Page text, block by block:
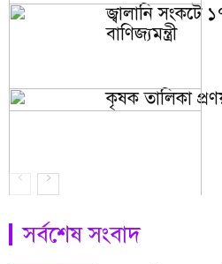
জ্বালানি সংকটে
বাণিজ্যমন্ত্রী
কৃষক তালিকা
সর্বশেষ সংবাদ